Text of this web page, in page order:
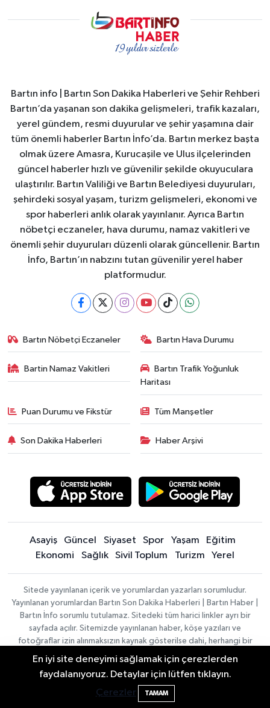
Bartın info | Bartın Son Dakika Haberleri ve Şehir Rehberi
Bartın’da yaşanan son dakika gelişmeleri, trafik kazaları,
yerel gündem, resmi duyurular ve şehir yaşamına dair
tüm önemli haberler Bartın İnfo’da. Bartın merkez başta
olmak üzere Amasra, Kurucaşile ve Ulus ilçelerinden
güncel haberler hızlı ve güvenilir şekilde okuyuculara
ulaştırılır. Bartın Valiliği ve Bartın Belediyesi duyuruları,
şehirdeki sosyal yaşam, turizm gelişmeleri, ekonomi ve
spor haberleri anlık olarak yayınlanır. Ayrıca Bartın
nöbetçi eczaneler, hava durumu, namaz vakitleri ve
önemli şehir duyuruları düzenli olarak güncellenir. Bartın
İnfo, Bartın’ın nabzını tutan güvenilir yerel haber
platformudur.
Bartın Nöbetçi Eczaneler Bartın Hava Durumu
Bartin Namaz Vakitleri
Bartın Trafik Yoğunluk
Haritası
Puan Durumu ve Fikstür Tüm Manşetler
Son Dakika Haberleri Haber Arşivi
Asayiş Güncel Siyaset Spor Yaşam
Eğitim
Ekonomi
Sağlık Sivil Toplum Turizm Yerel
Sitede yayınlanan içerik ve yorumlardan yazarları sorumludur.
Yayınlanan yorumlardan Bartın Son Dakika Haberleri | Bartın Haber |
Bartın İnfo sorumlu tutulamaz. Sitedeki tüm harici linkler ayrı bir
sayfada açılır. Sitemizde yayınlanan haber, köşe yazıları ve
fotoğraflar izin alınmaksızın kaynak gösterilse dahi, herhangi bir
ortamda kullanılamaz ve yayınlanamaz
Spor
Güncel
En iyi site deneyimi sağlamak için çerezlerden
faydalanıyoruz. Detaylar için lütfen tıklayın.
Çerezler
TAMAM
2 Buzağı Hediyeli Bal Festivalinde Hande
Ünsal Sahne Alacak